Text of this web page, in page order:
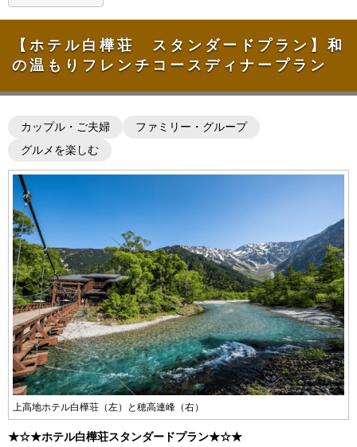
【ホテル白樺荘 スタンダードプラン】和
の温もりフレンチコースディナープラン
カップル・ご夫婦
ファミリー・グループ
グルメを楽しむ
上高地ホテル白樺荘（左）と穂高連峰（右）
★☆★ホテル白樺荘スタンダードプラン★☆★